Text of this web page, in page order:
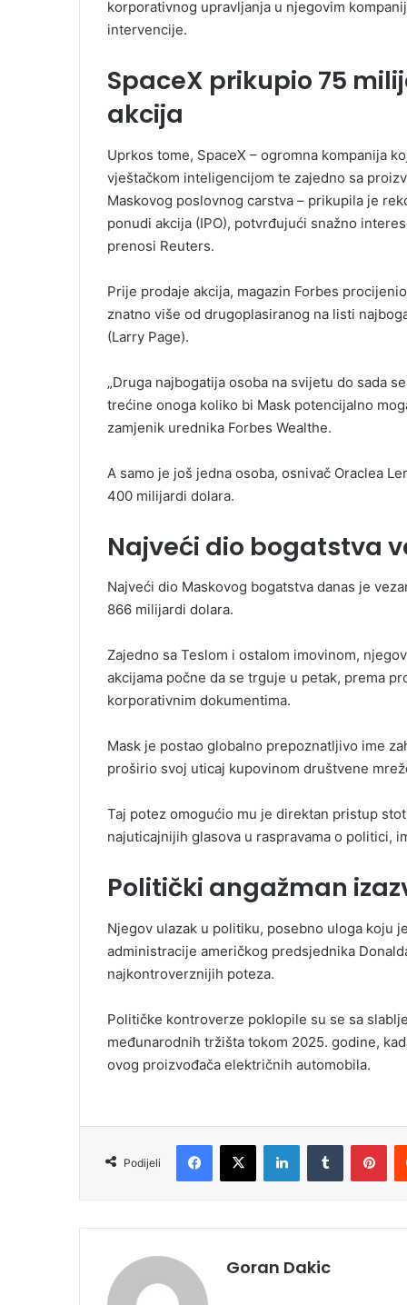
korporativnog upravljanja u njegovim
intervencije.
SpaceX prikupio 75
akcija
Uprkos tome, SpaceX – ogromna kompanija
vještačkom inteligencijom te zajedno sa
Maskovog poslovnog carstva – prikupila je
ponudi akcija (IPO), potvrđujući snažno
prenosi Reuters.
Prije prodaje akcija, magazin Forbes
znatno više od drugoplasiranog na listi
(Larry Page).
„Druga najbogatija osoba na svijetu do sada
trećine onoga koliko bi Mask potencijalno
zamjenik urednika Forbes Wealthe.
A samo je još jedna osoba, osnivač Oraclea
400 milijardi dolara.
Najveći dio bogatstva
Najveći dio Maskovog bogatstva danas je
866 milijardi dolara.
Zajedno sa Teslom i ostalom imovinom,
akcijama počne da se trguje u petak, prema
korporativnim dokumentima.
Mask je postao globalno prepoznatljivo ime
proširio svoj uticaj kupovinom društvene
Taj potez omogućio mu je direktan pristup
najuticajnijih glasova u raspravama o politici,
Politički angažman
Njegov ulazak u politiku, posebno uloga koju
administracije američkog predsjednika
najkontroverznijih poteza.
Političke kontroverze poklopile su se sa
međunarodnih tržišta tokom 2025. godine,
ovog proizvođača električnih automobila.
Podijeli
Goran Dakic